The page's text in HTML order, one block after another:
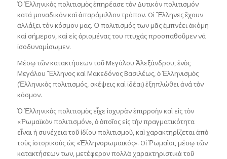
Ὁ Ἑλληνικὸς πολιτισμὸς ἐπηρέασε τὸν Δυτικόν πολιτισμόν
κατά μοναδικόν καὶ ἀπαράμιλλον τρόπον. Οἱ Ἕλληνες ἔχουν
ἀλλάξει τόν κόσμον μας. Ὁ πολιτισμός των μᾶς ἐμπνέει ἀκόμη
καὶ σήμερον, καὶ εἰς ὀρισμένας του πτυχάς προσπαθοῦμεν νά
ἰσοδυναμίσωμεν.
Μέσῳ τῶν κατακτήσεων τοῦ Μεγάλου Ἀλεξάνδρου, ἑνὸς
Μεγάλου Ἕλληνος καὶ Μακεδόνος Βασιλέως, ὁ Ἑλληνισμὸς
(Ἑλληνικὸς πολιτισμός, σκέψεις καὶ ἰδέαι) ἐξηπλώθει ἀνά τὸν
κόσμον.
Ὁ Ἑλληνικὸς πολιτισμὸς εἶχε ἰσχυρὰν ἐπιρροὴν καὶ εἰς τὸν
«Ῥωμαϊκὸν πολιτισμόν», ὁ ὁποῖος εἰς τὴν πραγματικότητα
εἷναι ἡ συνέχεια τοῦ ἰδίου πολιτισμοῦ, καὶ χαρακτηρίζεται ἀπὸ
τοὺς ἱστορικοὺς ὡς «Ἑλληνορωμαϊκός». Οἱ Ῥωμαῖοι, μέσῳ τῶν
κατακτήσεων των, μετέφερον πολλὰ χαρακτηριστικὰ τοῦ